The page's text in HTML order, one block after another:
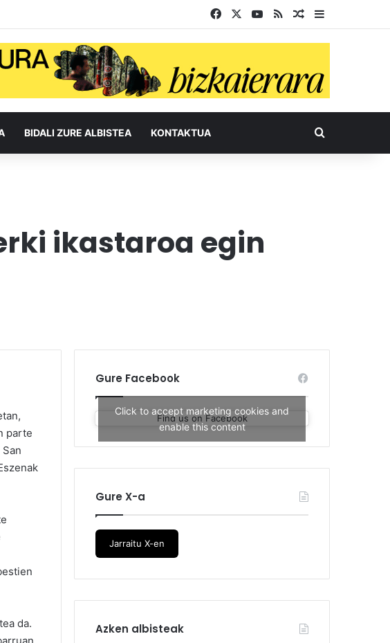
Facebook YouTube
RSS Ausazko
BIDALI ZURE ALBISTEA KONTAKTUA Bilatu
ikastaroa egin
parte
da.
Gure Facebook
Find us on Facebook
Click to accept marketing cookies and
enable this content
Gure X-a
Jarraitu X-en
Azken albisteak